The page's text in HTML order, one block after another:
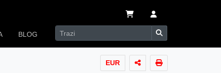
BLOG
EUR